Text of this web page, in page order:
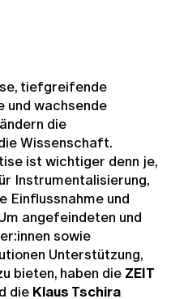
tiefgreifende
und wachsende
die
Wissenschaft.
ist wichtiger denn je,
Instrumentalisierung,
Einflussnahme und
angefeindeten und
sowie
Unterstützung,
bieten, haben die ZEIT
die Klaus Tschira